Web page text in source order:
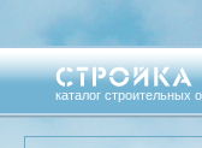
каталог строительных